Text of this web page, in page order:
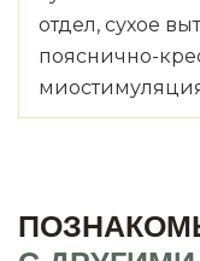
отдел, сухое
пояснично-